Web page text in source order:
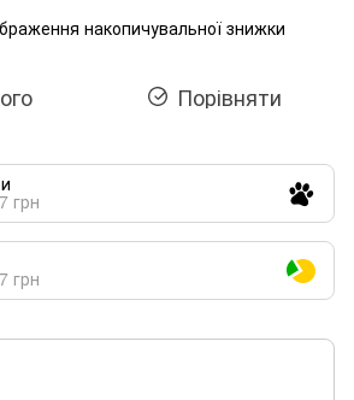
накопичувальної знижки
Порівняти
грн
грн